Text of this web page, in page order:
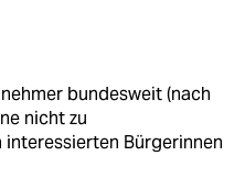
bundesweit (nach
nicht zu
Bürgerinnen